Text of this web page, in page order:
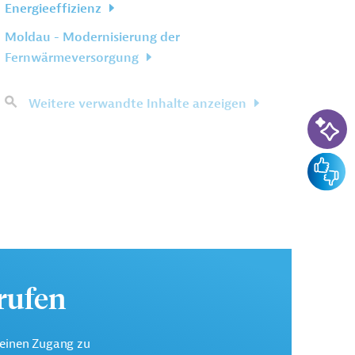
Energieeffizienz
Moldau - Modernisierung der
Fernwärmeversorgung
Weitere verwandte Inhalte anzeigen
Zugang zu
KI-